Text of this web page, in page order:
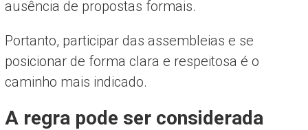
ausência de propostas formais.
Portanto, participar das assembleias e se
posicionar de forma clara e respeitosa é o
caminho mais indicado.
A regra pode ser considerada